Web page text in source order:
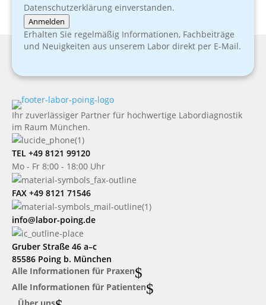
Datenschutzerklärung einverstanden.
Anmelden
Erhalten Sie regelmäßig Informationen, Fachbeiträge
und Neuigkeiten aus unserem Labor direkt per E-Mail.
Ihr zuverlässiger Partner für hochwertige Labordiagnostik
im Raum München.
TEL +49 8121 99120
Mo - Fr 8:00 - 18:00 Uhr
FAX +49 8121 71546
info@labor-poing.de
Gruber Straße 46 a–c
85586 Poing b. München
Alle Informationen für Praxen$
Alle Informationen für Patienten$